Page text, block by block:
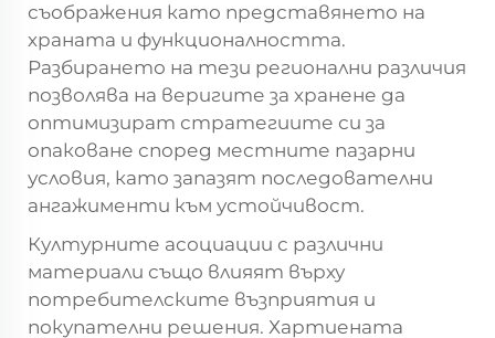
съображения като представянето на
храната и функционалността.
Разбирането на тези регионални различия
позволява на веригите за хранене да
оптимизират стратегиите си за
опаковане според местните пазарни
условия, като запазят последователни
ангажименти към устойчивост.
Културните асоциации с различни
материали също влияят върху
потребителските възприятия и
покупателни решения. Хартиената